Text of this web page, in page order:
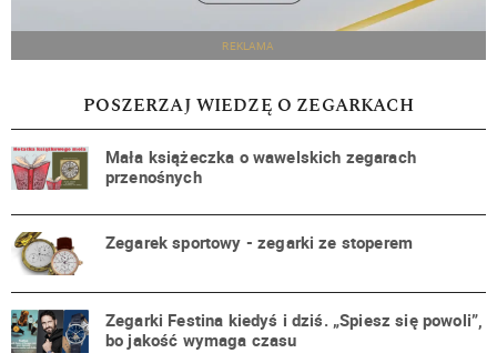
REKLAMA
POSZERZAJ WIEDZĘ O ZEGARKACH
Mała książeczka o wawelskich zegarach
przenośnych
Zegarek sportowy - zegarki ze stoperem
Zegarki Festina kiedyś i dziś. „Spiesz się powoli”,
bo jakość wymaga czasu